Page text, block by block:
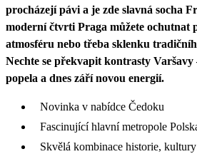
procházejí pávi a je zde slavná socha
moderní čtvrti Praga můžete ochutnat
atmosféru nebo třeba sklenku
Nechte se překvapit kontrasty Varšavy
popela a dnes září novou energií.
Novinka v nabídce Čedoku
Fascinující hlavní metropole
Skvělá kombinace historie,